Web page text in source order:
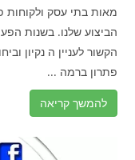
מאות בתי עסק ולקוחות
הביצוע שלנו. בשנות
הקשור לעניין ה נקיון
פתרון ברמה ...
להמשך קריאה